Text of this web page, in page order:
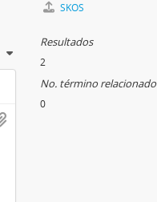
SKOS
Resultados
2
No. término relacionado
0